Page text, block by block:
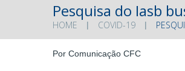
Pesquisa do Iasb
HOME COVID-19
Por Comunicação CFC